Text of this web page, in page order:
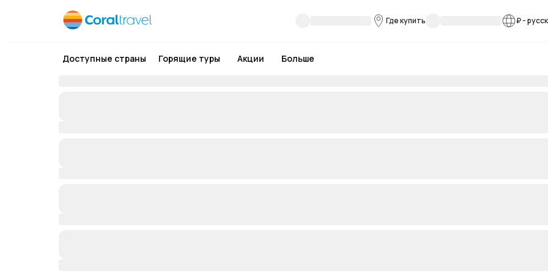
Где купить ₽-
Доступные страны Горящие туры Акции Больше